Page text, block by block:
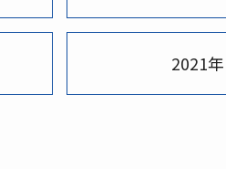
2021年